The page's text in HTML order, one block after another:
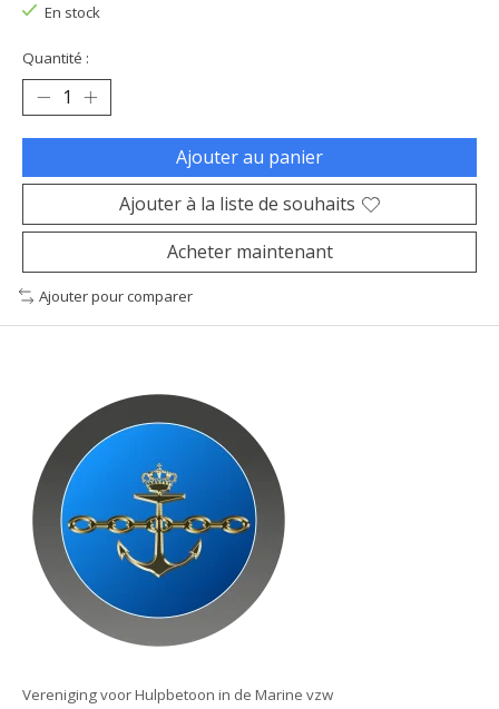
En stock
Quantité :
Ajouter au panier
Ajouter à la liste de souhaits
Acheter maintenant
Ajouter pour comparer
Vereniging voor Hulpbetoon in de Marine vzw